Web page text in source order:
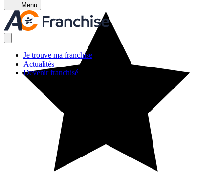
Menu
Je trouve ma franchise
Actualités
Devenir franchisé